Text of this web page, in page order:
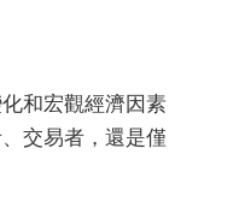
和宏觀經濟因素
交易者，還是僅